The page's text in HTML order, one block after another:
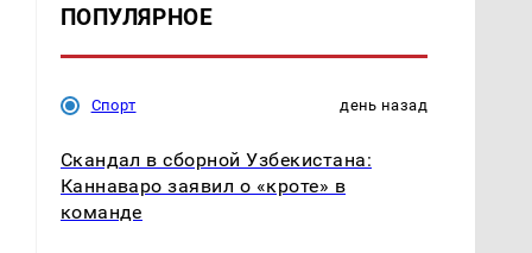
ПОПУЛЯРНОЕ
Спорт день назад
Скандал в сборной Узбекистана:
Каннаваро заявил о «кроте» в
команде